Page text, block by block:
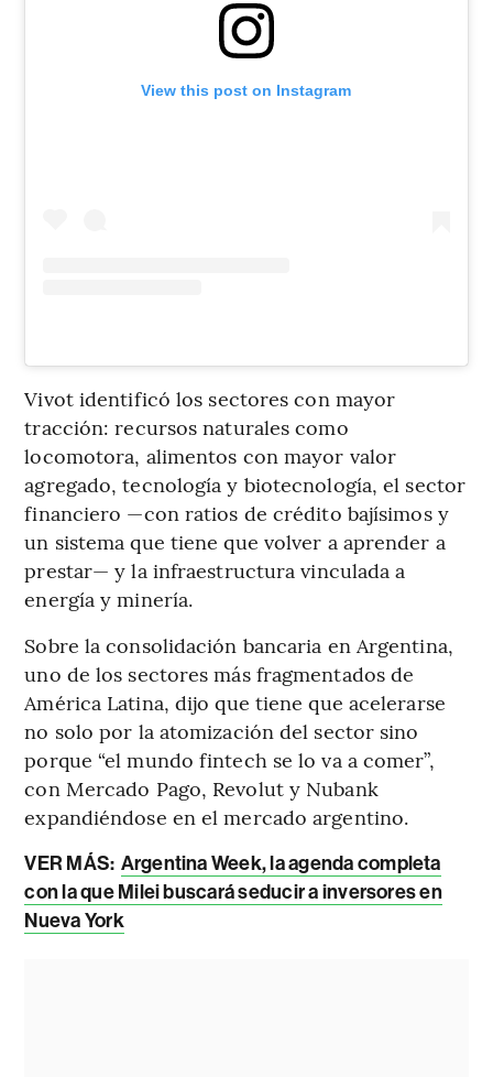
View this post on Instagram
Vivot identificó los sectores con mayor
tracción: recursos naturales como
locomotora, alimentos con mayor valor
agregado, tecnología y biotecnología, el sector
financiero —con ratios de crédito bajísimos y
un sistema que tiene que volver a aprender a
prestar— y la infraestructura vinculada a
energía y minería.
Sobre la consolidación bancaria en Argentina,
uno de los sectores más fragmentados de
América Latina, dijo que tiene que acelerarse
no solo por la atomización del sector sino
porque “el mundo fintech se lo va a comer”,
con Mercado Pago, Revolut y Nubank
expandiéndose en el mercado argentino.
VER MÁS: Argentina Week, la agenda completa
con la que Milei buscará seducir a inversores en
Nueva York